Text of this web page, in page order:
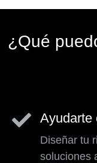
¿Qué
Ayudarte
Diseñar tu
soluciones